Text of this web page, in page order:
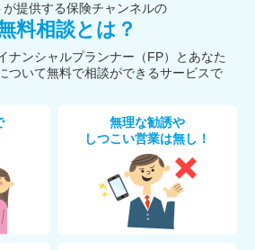
が提供する保険チャンネルの
料相談とは？
ナンシャルプランナー（FP）とあなた
ついて無料で相談ができるサービスで
無理な勧誘や
しつこい営業は無し！